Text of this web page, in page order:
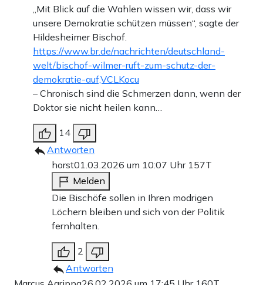
„Mit Blick auf die Wahlen wissen wir, dass wir
unsere Demokratie schützen müssen“, sagte der
Hildesheimer Bischof.
https://www.br.de/nachrichten/deutschland-
welt/bischof-wilmer-ruft-zum-schutz-der-
demokratie-auf,VCLKocu
– Chronisch sind die Schmerzen dann, wenn der
Doktor sie nicht heilen kann…
14
Antworten
horst01.03.2026 um 10:07 Uhr 157T
Melden
Die Bischöfe sollen in Ihren modrigen
Löchern bleiben und sich von der Politik
fernhalten.
2
Antworten